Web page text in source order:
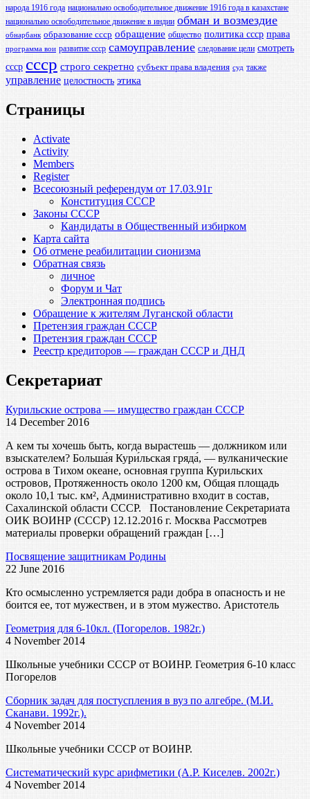
народа 1916 года национально освободительное движение 1916 года в казахстане
национально освободительное движение в индии обман и возмездие
обнарбанк образование ссср обращение общество политика ссср права
программа вои развитие ссср самоуправление следование цели смотреть
ссср ссср строго секретно субъект права владения суд также
управление целостность этика
Страницы
Activate
Activity
Members
Register
Всесоюзный референдум от 17.03.91г
Конституция СССР
Законы СССР
Кандидаты в Общественный избирком
Карта сайта
Об отмене реабилитации сионизма
Обратная связь
личное
Форум и Чат
Электронная подпись
Обращение к жителям Луганской области
Претензия граждан СССР
Претензия граждан СССР
Реестр кредиторов — граждан СССР и ДНД
Секретариат
Курильские острова — имущество граждан СССР
14 December 2016
А кем ты хочешь быть, когда вырастешь — должником или
взыскателем? Больша́я Кури́льская гряда́, — вулканические
острова в Тихом океане, основная группа Курильских
островов, Протяженность около 1200 км, Общая площадь
около 10,1 тыс. км², Административно входит в состав,
Сахалинской области СССР. Постановление Секретариата
ОИК ВОИНР (СССР) 12.12.2016 г. Москва Рассмотрев
материалы проверки обращений граждан […]
Посвящение защитникам Родины
22 June 2016
Кто осмысленно устремляется ради добра в опасность и не
боится ее, тот мужествен, и в этом мужество. Аристотель
Геометрия для 6-10кл. (Погорелов. 1982г.)
4 November 2014
Школьные учебники СССР от ВОИНР. Геометрия 6-10 класс
Погорелов
Сборник задач для постуспления в вуз по алгебре. (М.И.
Сканави. 1992г.).
4 November 2014
Школьные учебники СССР от ВОИНР.
Систематический курс арифметики (А.Р. Киселев. 2002г.)
4 November 2014